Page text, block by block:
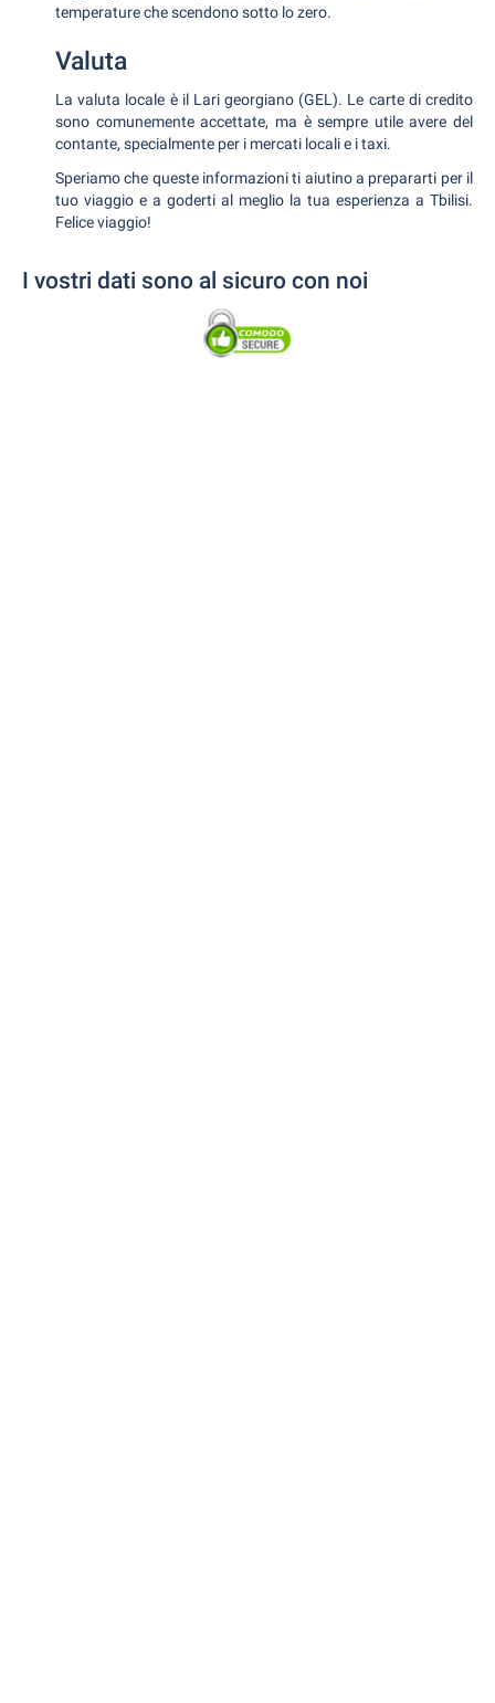
temperature che scendono sotto lo zero.
Valuta
La valuta locale è il Lari georgiano (GEL). Le carte di credito
sono comunemente accettate, ma è sempre utile avere del
contante, specialmente per i mercati locali e i taxi.
Speriamo che queste informazioni ti aiutino a prepararti per il
tuo viaggio e a goderti al meglio la tua esperienza a Tbilisi.
Felice viaggio!
I vostri dati sono al sicuro con noi